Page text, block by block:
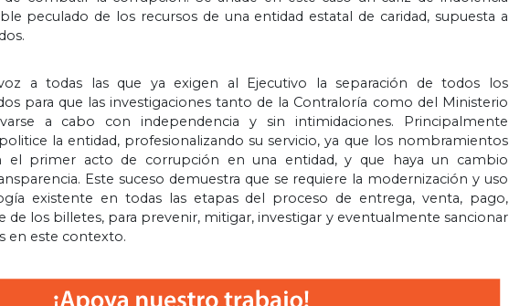
peculado de los recursos de una entidad estatal de caridad, supuesta a
a todas las que ya exigen al Ejecutivo la separación de todos los
para que las investigaciones tanto de la Contraloría como del Ministerio
a cabo con independencia y sin intimidaciones. Principalmente
la entidad, profesionalizando su servicio, ya que los nombramientos
el primer acto de corrupción en una entidad, y que haya un cambio
Este suceso demuestra que se requiere la modernización y uso
existente en todas las etapas del proceso de entrega, venta, pago,
de los billetes, para prevenir, mitigar, investigar y eventualmente sancionar
en este contexto.